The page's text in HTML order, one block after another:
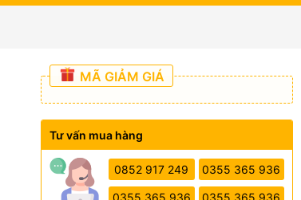
MÃ GIẢM GIÁ
Tư vấn mua hàng
0852 917 249 0355 365 936
0355 365 936 0355 365 936